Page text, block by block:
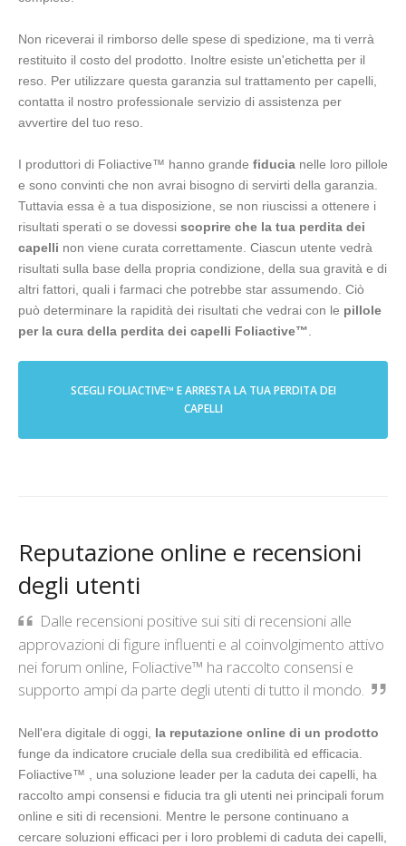
Non riceverai il rimborso delle spese di spedizione, ma ti verrà
restituito il costo del prodotto. Inoltre esiste un'etichetta per il
reso. Per utilizzare questa garanzia sul trattamento per capelli,
contatta il nostro professionale servizio di assistenza per
avvertire del tuo reso.
I produttori di Foliactive™ hanno grande fiducia nelle loro pillole
e sono convinti che non avrai bisogno di servirti della garanzia.
Tuttavia essa è a tua disposizione, se non riuscissi a ottenere i
risultati sperati o se dovessi scoprire che la tua perdita dei
capelli non viene curata correttamente. Ciascun utente vedrà
risultati sulla base della propria condizione, della sua gravità e di
altri fattori, quali i farmaci che potrebbe star assumendo. Ciò
può determinare la rapidità dei risultati che vedrai con le pillole
per la cura della perdita dei capelli Foliactive™
SCEGLI FOLIACTIVE™ E ARRESTA LA TUA PERDITA DEI
CAPELLI
Reputazione online e recensioni
degli utenti
Dalle recensioni positive sui siti di recensioni alle
approvazioni di figure influenti e al coinvolgimento attivo
nei forum online, Foliactive™ ha raccolto consensi e
supporto ampi da parte degli utenti di tutto il mondo.
Nell'era digitale di oggi, la reputazione online di un prodotto
funge da indicatore cruciale della sua credibilità ed efficacia.
Foliactive™ , una soluzione leader per la caduta dei capelli, ha
raccolto ampi consensi e fiducia tra gli utenti nei principali forum
online e siti di recensioni. Mentre le persone continuano a
cercare soluzioni efficaci per i loro problemi di caduta dei capelli,